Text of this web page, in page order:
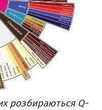
розбираються Q-